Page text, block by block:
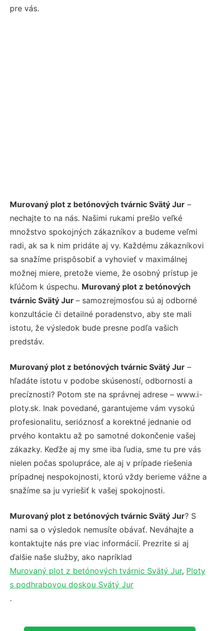
pre vás.
Murovaný plot z betónových tvárnic Svätý Jur –
nechajte to na nás. Našimi rukami prešlo veľké
množstvo spokojných zákazníkov a budeme veľmi
radi, ak sa k nim pridáte aj vy. Každému zákazníkovi
sa snažíme prispôsobiť a vyhovieť v maximálnej
možnej miere, pretože vieme, že osobný prístup je
kľúčom k úspechu. Murovaný plot z betónových
tvárnic Svätý Jur – samozrejmosťou sú aj odborné
konzultácie či detailné poradenstvo, aby ste mali
istotu, že výsledok bude presne podľa vašich
predstáv.
Murovaný plot z betónových tvárnic Svätý Jur –
hľadáte istotu v podobe skúseností, odbornosti a
precíznosti? Potom ste na správnej adrese – www.i-
ploty.sk. Inak povedané, garantujeme vám vysokú
profesionalitu, serióznosť a korektné jednanie od
prvého kontaktu až po samotné dokončenie vašej
zákazky. Keďže aj my sme iba ľudia, sme tu pre vás
nielen počas spolupráce, ale aj v prípade riešenia
prípadnej nespokojnosti, ktorú vždy berieme vážne a
snažíme sa ju vyriešiť k vašej spokojnosti.
Murovaný plot z betónových tvárnic Svätý Jur? S
nami sa o výsledok nemusíte obávať. Neváhajte a
kontaktujte nás pre viac informácií. Prezrite si aj
ďalšie naše služby, ako napríklad
Murovaný plot z betónových tvárnic Svätý Jur, Ploty
s podhrabovou doskou Svätý Jur
.